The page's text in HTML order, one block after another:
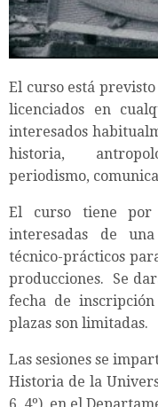
El curso está
licenciados en
interesados
historia,
periodismo,
El curso tiene por
interesadas de
técnico-prácticos
producciones. Se
fecha de
plazas son limitadas.
Las sesiones se
Historia de la
6, 4º), en el